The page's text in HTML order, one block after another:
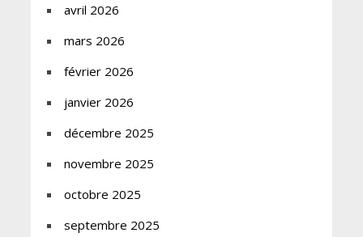
avril 2026
mars 2026
février 2026
janvier 2026
décembre 2025
novembre 2025
octobre 2025
septembre 2025